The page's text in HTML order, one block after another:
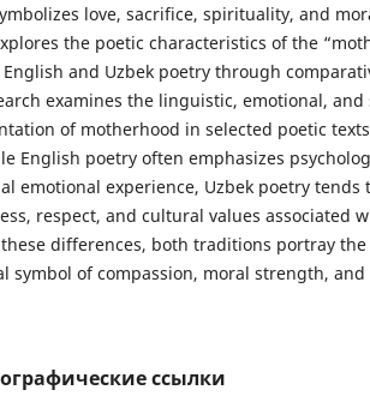
love, sacrifice, spirituality, and
the poetic characteristics of the
and Uzbek poetry through
examines the linguistic, emotional, and
of motherhood in selected poetic
English poetry often emphasizes
emotional experience, Uzbek poetry
respect, and cultural values associated
differences, both traditions portray the
symbol of compassion, moral strength,
ссылки